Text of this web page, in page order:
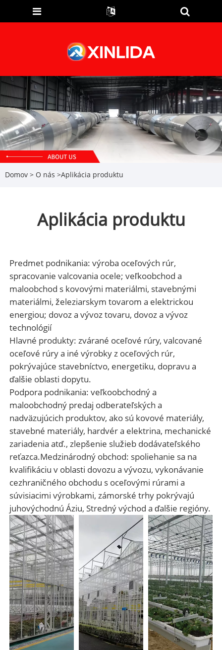
Domov > O nás >Aplikácia produktu
Aplikácia produktu
Predmet podnikania: výroba oceľových rúr,
spracovanie valcovania ocele; veľkoobchod a
maloobchod s kovovými materiálmi, stavebnými
materiálmi, železiarskym tovarom a elektrickou
energiou; dovoz a vývoz tovaru, dovoz a vývoz
technológií
Hlavné produkty: zvárané oceľové rúry, valcované
oceľové rúry a iné výrobky z oceľových rúr,
pokrývajúce stavebníctvo, energetiku, dopravu a
ďalšie oblasti dopytu.
Podpora podnikania: veľkoobchodný a
maloobchodný predaj odberateľských a
nadväzujúcich produktov, ako sú kovové materiály,
stavebné materiály, hardvér a elektrina, mechanické
zariadenia atď., zlepšenie služieb dodávateľského
reťazca.Medzinárodný obchod: spoliehanie sa na
kvalifikáciu v oblasti dovozu a vývozu, vykonávanie
cezhraničného obchodu s oceľovými rúrami a
súvisiacimi výrobkami, zámorské trhy pokrývajú
juhovýchodnú Áziu, Stredný východ a ďalšie regióny.